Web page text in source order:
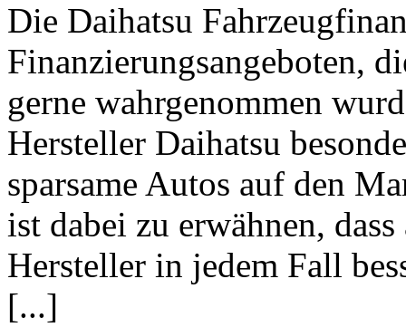
Die Daihatsu
Finanzierungsangeboten,
gerne wahrgenommen
Hersteller Daihatsu
sparsame Autos auf den
ist dabei zu erwähnen,
Hersteller in jedem Fall
[...]